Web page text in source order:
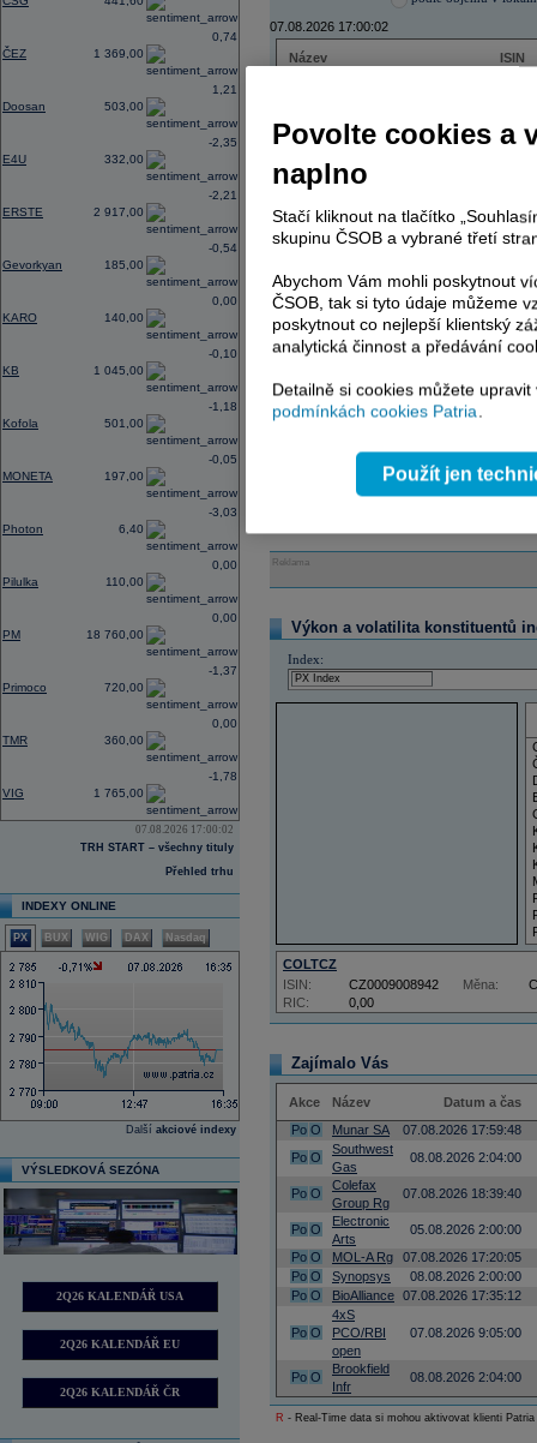
ČEZ 1 369,00
0,74
Doosan 503,00
1,21
E4U 332,00
-2,35
ERSTE 2 917,00
-2,21
Gevorkyan 185,00
-0,54
KARO 140,00
0,00
KB 1 045,00
-0,10
Kofola 501,00
-1,18
MONETA 197,00
-0,05
Photon 6,40
-3,03
Pilulka 110,00
0,00
PM 18 760,00
0,00
Primoco 720,00
-1,37
TMR 360,00
0,00
VIG 1 765,00
-1,78
07.08.2026 17:00:02
TRH START – všechny tituly
Přehled trhu
INDEXY ONLINE
PX BUX WIG DAX Nasdaq
Další akciové indexy
VÝSLEDKOVÁ SEZÓNA
2Q26 KALENDÁŘ USA
2Q26 KALENDÁŘ EU
2Q26 KALENDÁŘ ČR
07.08.2026 17:00:02
Název
ISIN
ERSTE BANK
TMR
AD index - vývoj
Region
Reklama
Výkon a volatilita konstituentů
Index:
COLTCZ
RIC: 0,00
ISIN: CZ0009008942 Měna:
Zajímalo Vás
Akce Název
Datum a čas
Po O Munar SA
07.08.2026 17:59:48
Po O
Southwest
Gas
08.08.2026 2:04:00
Po O
Colefax
Group Rg
07.08.2026 18:39:40
Po O
Electronic
Arts
05.08.2026 2:00:00
Po O MOL-A Rg
07.08.2026 17:20:05
Po O Synopsys
08.08.2026 2:00:00
Po O BioAlliance 07.08.2026 17:35:12
Po O
4xS
PCO/RBI
open
07.08.2026 9:05:00
Po O
Brookfield
Infr
08.08.2026 2:04:00
R - Real-Time data si mohou aktivovat klienti
Povolte cookies a
naplno
Stačí kliknout na tlačítko
skupinu ČSOB a vybrané třetí
Abychom Vám mohli poskytnout
ČSOB, tak si tyto údaje můžeme
poskytnout co nejlepší klientský
analytická činnost a předávání
Detailně si cookies můžete
podmínkách cookies Patria.
Použít jen